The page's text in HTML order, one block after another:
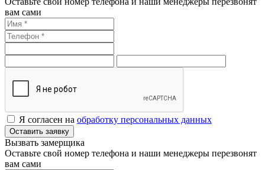
вам сами
Я согласен на обработку персональных данных
Оставить заявку
Вызвать замерщика
Оставьте свой номер телефона и наши менеджеры перезвонят
вам сами